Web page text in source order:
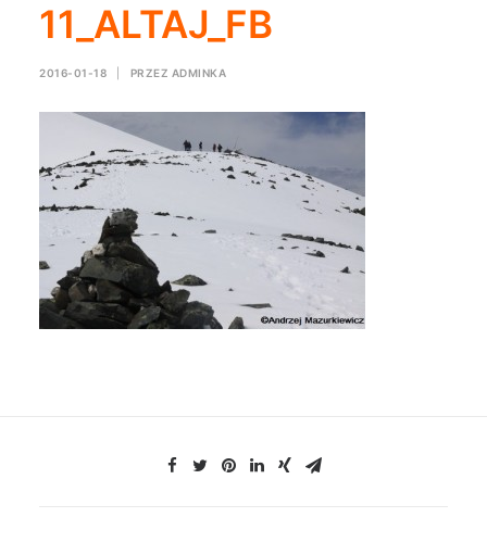
11_ALTAJ_FB
2016-01-18 PRZEZ ADMINKA